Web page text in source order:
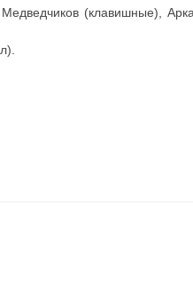
(клавишные),